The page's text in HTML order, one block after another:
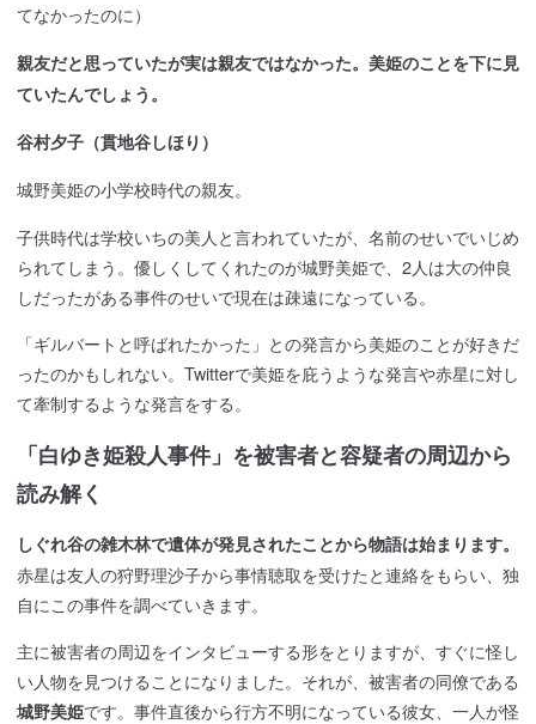
てなかったのに）
親友だと思っていたが実は親友ではなかった。美姫のことを下に見
ていたんでしょう。
谷村夕子（貫地谷しほり）
城野美姫の小学校時代の親友。
子供時代は学校いちの美人と言われていたが、名前のせいでいじめ
られてしまう。優しくしてくれたのが城野美姫で、2人は大の仲良
しだったがある事件のせいで現在は疎遠になっている。
「ギルバートと呼ばれたかった」との発言から美姫のことが好きだ
ったのかもしれない。Twitterで美姫を庇うような発言や赤星に対し
て牽制するような発言をする。
「白ゆき姫殺人事件」を被害者と容疑者の周辺から
読み解く
しぐれ谷の雑木林で遺体が発見されたことから物語は始まります。
赤星は友人の狩野理沙子から事情聴取を受けたと連絡をもらい、独
自にこの事件を調べていきます。
主に被害者の周辺をインタビューする形をとりますが、すぐに怪し
い人物を見つけることになりました。それが、被害者の同僚である
城野美姫です。事件直後から行方不明になっている彼女、一人が怪